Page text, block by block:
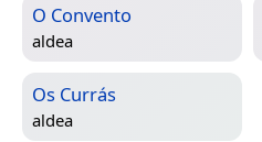
O Convento
aldea
Os Currás
aldea